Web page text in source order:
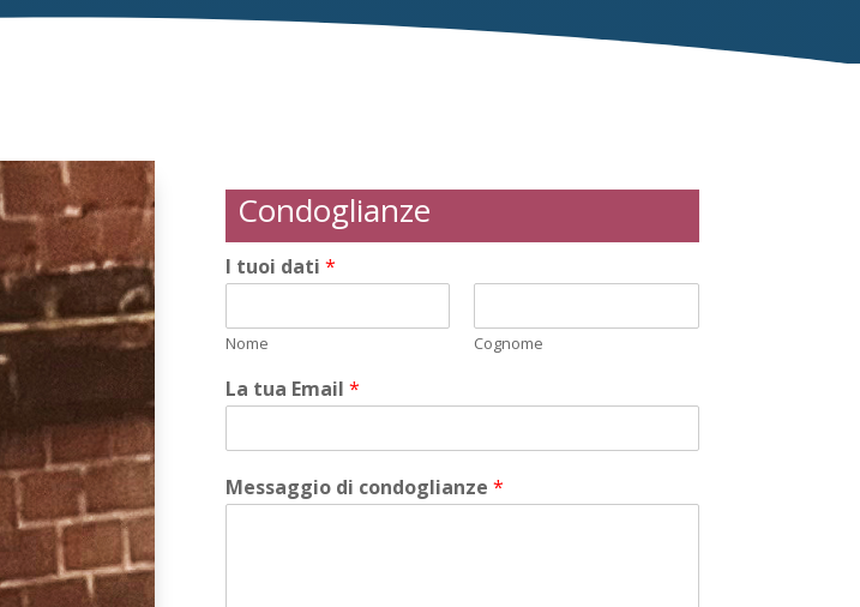
Condoglianze
I tuoi dati *
Nome Cognome
La tua Email *
Messaggio di condoglianze *